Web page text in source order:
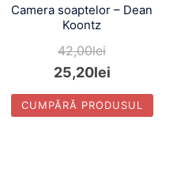
Camera soaptelor – Dean
Koontz
42,00lei
25,20lei
CUMPĂRĂ PRODUSUL